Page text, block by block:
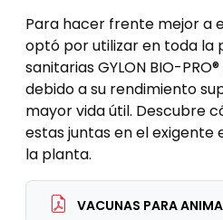
Para hacer frente mejor a
optó por utilizar en toda la
sanitarias GYLON BIO-
debido a su rendimiento
mayor vida útil. Descubre
estas juntas en el
la planta.
VACUNAS PARA